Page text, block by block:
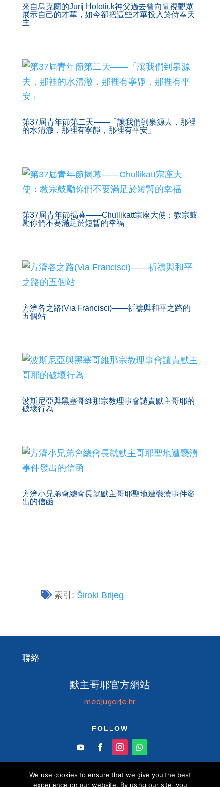
來自烏克蘭的Jurij Holotiuk神父過去曾向電視觀眾
展示自己的才華，如今卻把這些才華投入於侍奉天
主
第37屆青年節第二天——「讓我們到泉源去，那裡
的水清澈，那裡有寧靜，那裡有平安」
第37屆青年節揭幕——Chullikatt宗座大使：教宗鼓
勵你們不要滿足於短暫的幸福
方濟各之路(Via Francisci)——祈禱與和平之路的
五個站
波斯尼亞與黑塞哥維那宗教理事會譴責默主哥耶的
破壞行為
方濟小兄弟會總會長就默主哥耶聖地遭褻瀆事件發
出的信函
索引: Široki Brijeg
聯絡
默主哥耶官方網站
medjugorje.hr
FOLLOW
We use cookies to ensure that we give you the best
experience on our website. By using our site, you